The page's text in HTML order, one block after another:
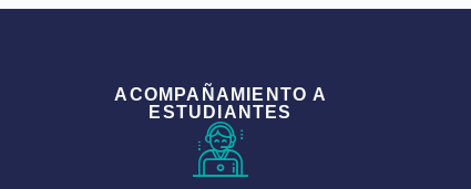
ACOMPAÑAMIENTO A
ESTUDIANTES